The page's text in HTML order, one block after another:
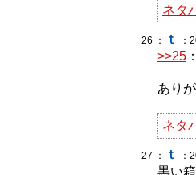
ネタ
26 ： ｔ ：
>>25
あり
ネタ
27 ： ｔ ：
黒い